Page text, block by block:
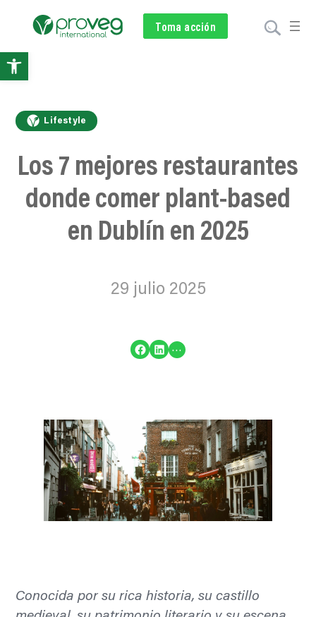
Toma acción
Subscríbete
Voluntariado
Donar
Lifestyle
Los 7 mejores restaurantes
donde comer plant-based
en Dublín en 2025
29 julio 2025
Compartir en Facebook Compartir en LinkedIn …
Conocida por su rica historia, su castillo
Abrir
de
herramientas